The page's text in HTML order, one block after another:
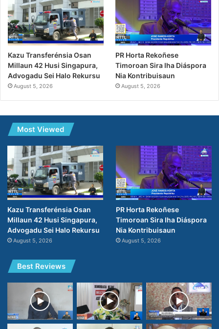
Kazu Transferénsia Osan
Millaun 42 Husi Singapura,
Advogadu Sei Halo Rekursu
August 5, 2026
PR Horta Rekoñese
Timoroan Sira Iha Diáspora
Nia Kontribuisaun
August 5, 2026
Most Viewed
Kazu Transferénsia Osan
Millaun 42 Husi Singapura,
Advogadu Sei Halo Rekursu
August 5, 2026
PR Horta Rekoñese
Timoroan Sira Iha Diáspora
Nia Kontribuisaun
August 5, 2026
Best Reviews